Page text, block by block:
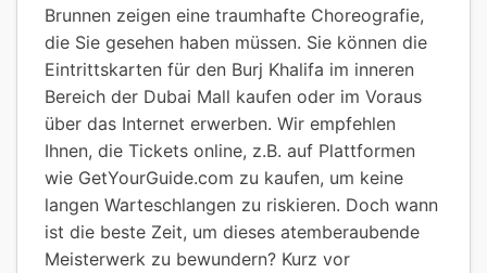
Brunnen zeigen eine traumhafte Choreografie,
die Sie gesehen haben müssen. Sie können die
Eintrittskarten für den Burj Khalifa im inneren
Bereich der Dubai Mall kaufen oder im Voraus
über das Internet erwerben. Wir empfehlen
Ihnen, die Tickets online, z.B. auf Plattformen
wie GetYourGuide.com zu kaufen, um keine
langen Warteschlangen zu riskieren. Doch wann
ist die beste Zeit, um dieses atemberaubende
Meisterwerk zu bewundern? Kurz vor